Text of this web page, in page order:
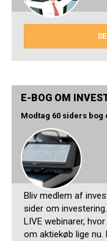
E-BOG OM
Modtag 60 siders bog
Bliv medlem af
sider om
LIVE webinarer,
om aktiekøb lige